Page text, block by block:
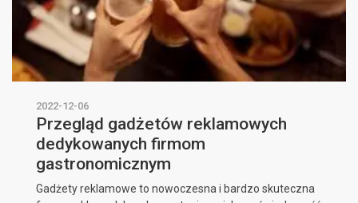
2022-12-06
Przegląd gadżetów reklamowych
dedykowanych firmom
gastronomicznym
Gadżety reklamowe to nowoczesna i bardzo skuteczna